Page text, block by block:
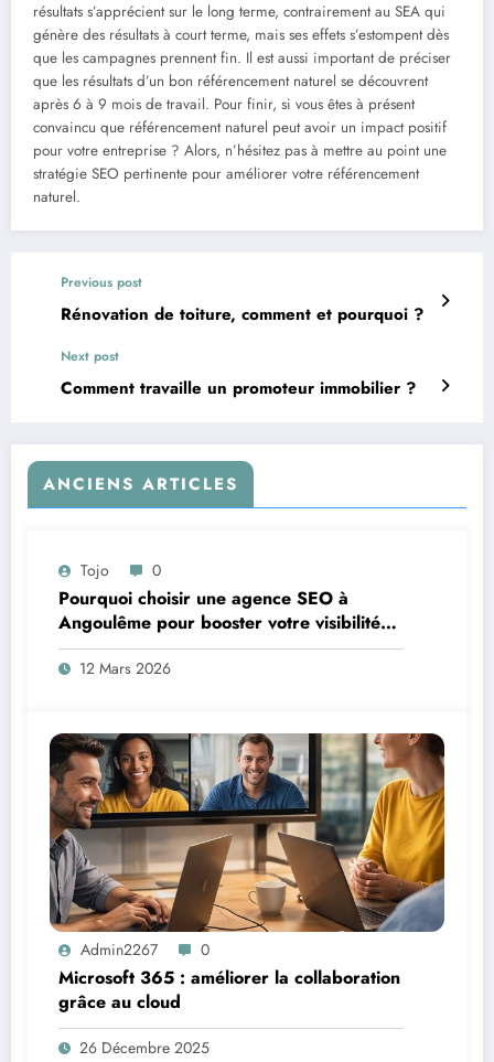
résultats s’apprécient sur le long terme, contrairement au SEA qui
génère des résultats à court terme, mais ses effets s’estompent dès
que les campagnes prennent fin. Il est aussi important de préciser
que les résultats d’un bon référencement naturel se découvrent
après 6 à 9 mois de travail. Pour finir, si vous êtes à présent
convaincu que référencement naturel peut avoir un impact positif
pour votre entreprise ? Alors, n’hésitez pas à mettre au point une
stratégie SEO pertinente pour améliorer votre référencement
naturel.
Previous post
Rénovation de toiture, comment et pourquoi ?
Next post
Comment travaille un promoteur immobilier ?
ANCIENS ARTICLES
Tojo 0
Pourquoi choisir une agence SEO à
Angoulême pour booster votre visibilité
locale ?
12 Mars 2026
Admin2267 0
Microsoft 365 : améliorer la collaboration
grâce au cloud
26 Décembre 2025